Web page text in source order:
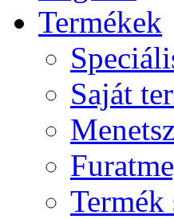
Termékek
Saját
Termék